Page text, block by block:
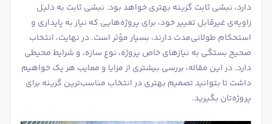
دارد، نبشی ثابت گزینه بهتری خواهد بود. نبشی ثابت به دلیل
زاویه‌ی غیرقابل تغییر خود، برای پروژه‌هایی که نیاز به پایداری و
استحکام طولانی‌مدت دارند، بسیار مؤثر است. در نهایت، انتخاب
صحیح بستگی به نیازهای خاص پروژه، نوع سازه، و شرایط محیطی
دارد. در این مقاله، بررسی بیشتری از مزایا و معایب هر یک خواهیم
داشت تا بتوانید تصمیم بهتری در انتخاب مناسب‌ترین گزینه برای
پروژه‌تان بگیرید.